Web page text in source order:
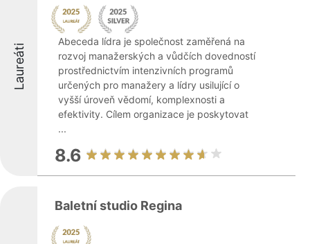
Laureáti
Abeceda lídra je společnost zaměřená na
rozvoj manažerských a vůdčích dovedností
prostřednictvím intenzivních programů
určených pro manažery a lídry usilující o
vyšší úroveň vědomí, komplexnosti a
efektivity. Cílem organizace je poskytovat
...
8.6
Baletní studio Regina